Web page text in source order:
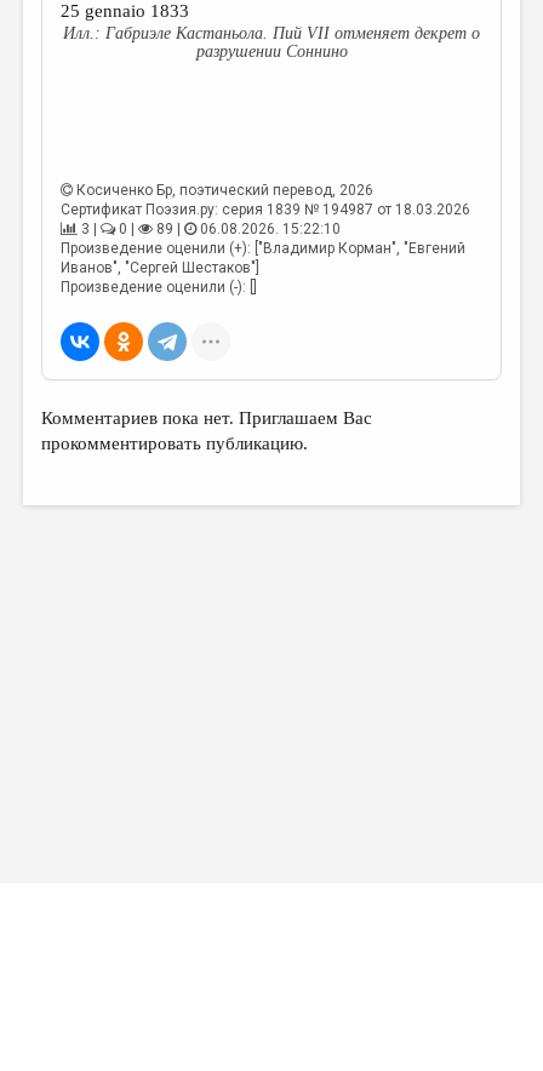
25 gennaio 1833
Габриэле Кастаньола. Пий VII отменяет декрет о
разрушении Соннино
Косиченко Бр, поэтический перевод, 2026
Сертификат Поэзия.ру: серия 1839 № 194987 от 18.03.2026
3 |
0 | 89 |
06.08.2026. 15:22:10
Произведение оценили (+): ["Владимир Корман", "Евгений
Иванов", "Сергей Шестаков"]
Произведение оценили (-): []
Комментариев пока нет. Приглашаем Вас
прокомментировать публикацию.